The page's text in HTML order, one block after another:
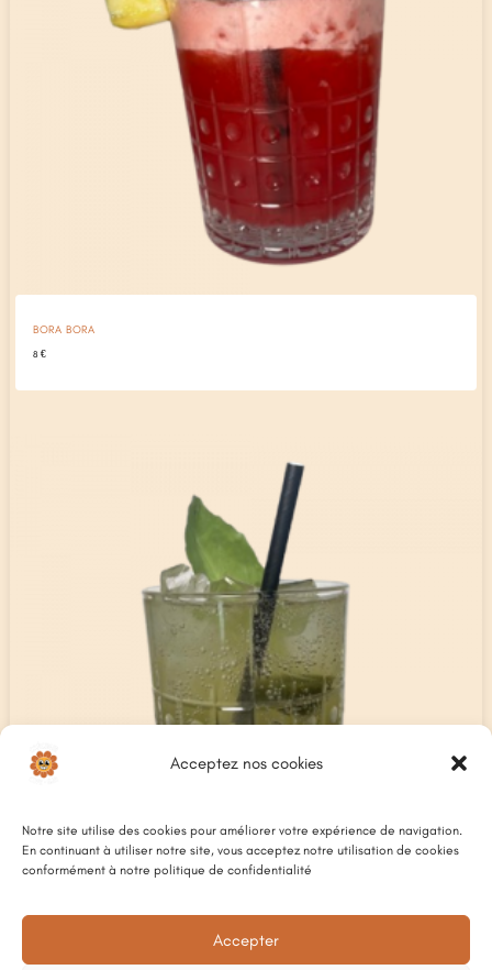
Acceptez nos cookies
Notre site utilise des cookies pour améliorer votre expérience de navigation.
En continuant à utiliser notre site, vous acceptez notre utilisation de cookies
conformément à notre politique de confidentialité
Accepter
BORA BORA
8 €
8,50€